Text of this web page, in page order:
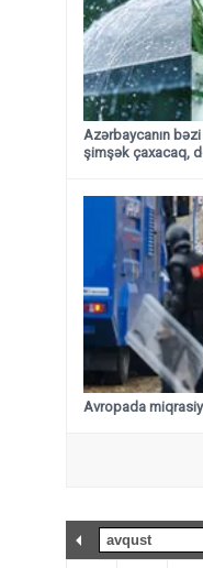
Azərbaycanın
şimşək çaxacaq,
Avropada